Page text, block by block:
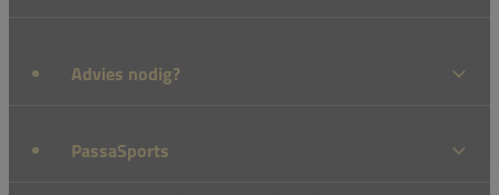
Advies nodig?
PassaSports